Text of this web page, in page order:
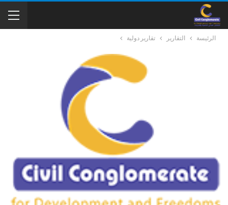
الرئيسة التقارير تقارير دولية